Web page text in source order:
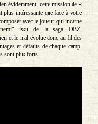
évidemment, cette mission de «
plus intéressante que face à votre
avec le joueur qui incarne
issu de la saga DBZ.
et le mal évolue donc au fil des
et défauts de chaque camp.
sont plus forts…